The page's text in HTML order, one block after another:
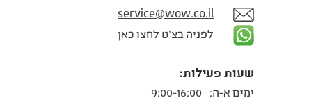
service@wow.co.il
לפניה בצ'ט לחצו כאן
שעות פעילות:
ימים א-ה: